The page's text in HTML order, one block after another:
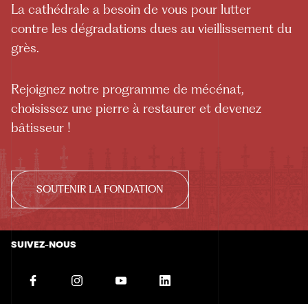
La cathédrale a besoin de vous pour lutter
contre les dégradations dues au vieillissement du
grès.
Rejoignez notre programme de mécénat,
choisissez une pierre à restaurer et devenez
bâtisseur !
SOUTENIR LA FONDATION
SUIVEZ-NOUS